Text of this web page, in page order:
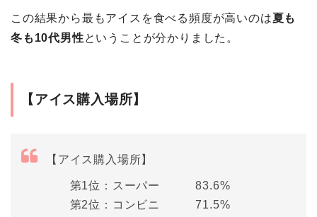
この結果から最もアイスを食べる頻度が高いのは夏も
冬も10代男性ということが分かりました。
【アイス購入場所】
【アイス購入場所】
第1位：スーパー 83.6%
第2位：コンビニ 71.5%